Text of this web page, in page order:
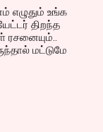
எழுதும் உங்க
திறந்த
ரசனையும்..
மட்டுமே